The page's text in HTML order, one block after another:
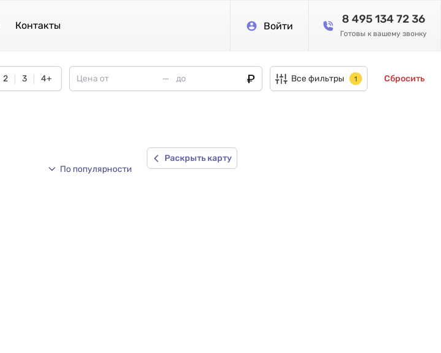
Контакты Войти
8 495 134 72 36
Готовы к вашему звонку
2 3 4+ Все фильтры 1 Сбросить
Раскрыть карту
По популярности